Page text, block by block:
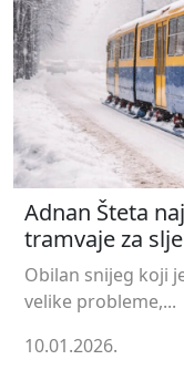
Adnan Šteta
tramvaje za
Obilan snijeg koji
velike probleme,...
10.01.2026.